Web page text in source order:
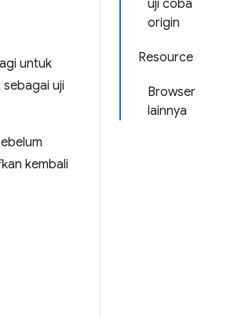
uji coba
origin
Resource
Browser
lainnya
untuk
uji
kembali